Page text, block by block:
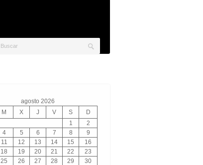
agosto 2026
M X J V S
D
1
2
4 5 6 7 8
9
11 12 13 14 15
16
18 19 20 21 22
23
25 26 27 28 29
30